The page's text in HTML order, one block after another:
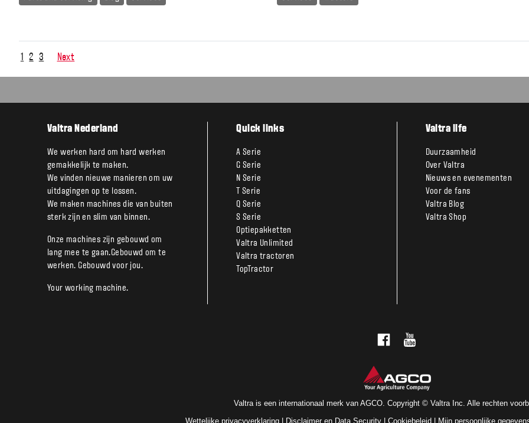
1 2 3 Next
Valtra Nederland
We werken hard om hard werken
gemakkelijk te maken.
We vinden nieuwe manieren om uw
uitdagingen op te lossen.
We maken machines die van buiten
sterk zijn en slim van binnen.
Onze machines zijn gebouwd om
lang mee te gaan.Gebouwd om te
werken. Gebouwd voor jou.
Your working machine.
Quick links
A Serie
G Serie
N Serie
T Serie
Q Serie
S Serie
Optiepakketten
Valtra Unlimited
Valtra tractoren
TopTractor
Valtra life
Duurzaamheid
Over Valtra
Nieuws en evenementen
Voor de fans
Valtra Blog
Valtra Shop
Valtra is een internationaal merk van AGCO. Copyright © Valtra Inc. Alle rechten
Wettelijke privacyverklaring| Disclaimer en Data Security| Cookiebeleid| Mijn persoonlijke